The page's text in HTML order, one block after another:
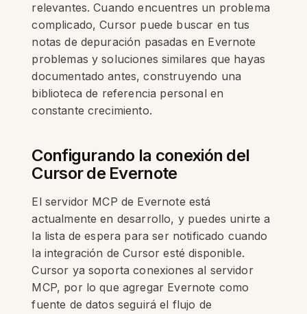
relevantes. Cuando encuentres un problema
complicado, Cursor puede buscar en tus
notas de depuración pasadas en Evernote
problemas y soluciones similares que hayas
documentado antes, construyendo una
biblioteca de referencia personal en
constante crecimiento.
Configurando la conexión del
Cursor de Evernote
El servidor MCP de Evernote está
actualmente en desarrollo, y puedes unirte a
la lista de espera para ser notificado cuando
la integración de Cursor esté disponible.
Cursor ya soporta conexiones al servidor
MCP, por lo que agregar Evernote como
fuente de datos seguirá el flujo de